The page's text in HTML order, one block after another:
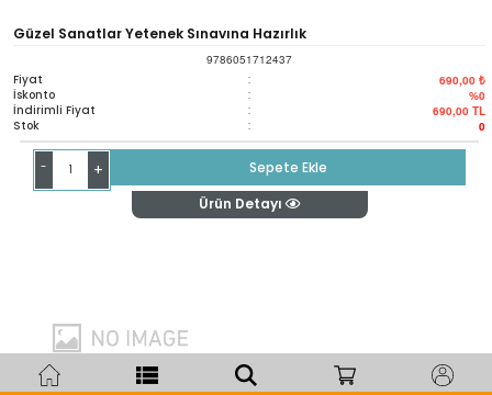
Güzel Sanatlar Yetenek Sınavına Hazırlık
9786051712437
Fiyat : 690,00 ₺
İskonto : %0
İndirimli Fiyat : 690,00 TL
Stok : 0
- +
Sepete Ekle
Ürün Detayı